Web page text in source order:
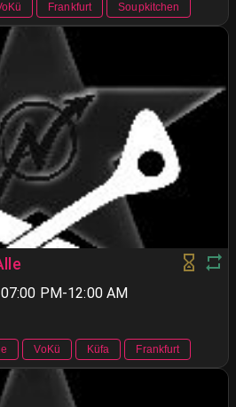
Frankfurt Soupkitchen
PM-12:00 AM
VoKü Küfa Frankfurt